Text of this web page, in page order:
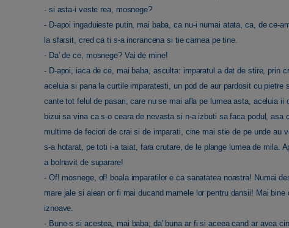
- si asta-i veste rea, mosnege?
- D-apoi ingaduieste putin, mai baba, ca nu-i numai atata, ca, de ce-
la sfarsit, cred ca ti s-a incrancena si tie carnea pe tine.
- Da' de ce, mosnege? Vai de mine!
- D-apoi, iaca de ce, mai baba, asculta: imparatul a dat de stire, prin
aceluia si pana la curtile imparatesti, un pod de aur pardosit cu
cante tot felul de pasari, care nu se mai afla pe lumea asta, aceluia
bizui sa vina ca s-o ceara de nevasta si n-a izbuti sa faca podul,
multime de feciori de crai si de imparati, cine mai stie de pe unde
s-a hotarat, pe toti i-a taiat, fara crutare, de le plange lumea de
a bolnavit de suparare!
- Of! mosnege, of! boala imparatilor e ca sanatatea noastra! Numai
mare jale si alean or fi mai ducand mamele lor pentru dansii! Mai
iznoave.
- Bune-s si acestea, mai baba; da' buna ar fi si aceea cand ar avea